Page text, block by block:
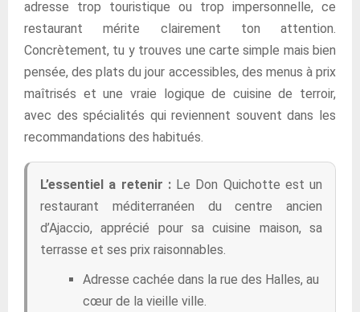
adresse trop touristique ou trop impersonnelle, ce
restaurant mérite clairement ton attention.
Concrètement, tu y trouves une carte simple mais bien
pensée, des plats du jour accessibles, des menus à prix
maîtrisés et une vraie logique de cuisine de terroir,
avec des spécialités qui reviennent souvent dans les
recommandations des habitués.
L’essentiel a retenir :Le Don Quichotte est un
restaurant méditerranéen du centre ancien
d’Ajaccio, apprécié pour sa cuisine maison, sa
terrasse et ses prix raisonnables.
Adresse cachée dans la rue des Halles, au
cœur de la vieille ville.